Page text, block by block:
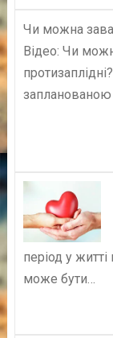
Чи можна
Відео: Чи
період у
може бути…